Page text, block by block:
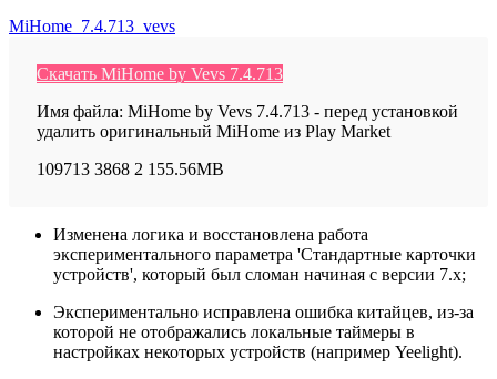
MiHome_7.4.713_vevs
Скачать MiHome by Vevs 7.4.713
Имя файла: MiHome by Vevs 7.4.713 - перед установкой
удалить оригинальный MiHome из Play Market
109713 3868 2 155.56MB
Изменена логика и восстановлена работа
экспериментального параметра 'Стандартные карточки
устройств', который был сломан начиная с версии 7.x;
Экспериментально исправлена ошибка китайцев, из-за
которой не отображались локальные таймеры в
настройках некоторых устройств (например Yeelight).